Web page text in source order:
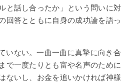
と話し合ったか」という問いに対
回答とともに自身の成功論を語っ
いない。一曲一曲に真摯に向き合
で一度たりとも富や名声のために
ないし、お金を追いかければ神様